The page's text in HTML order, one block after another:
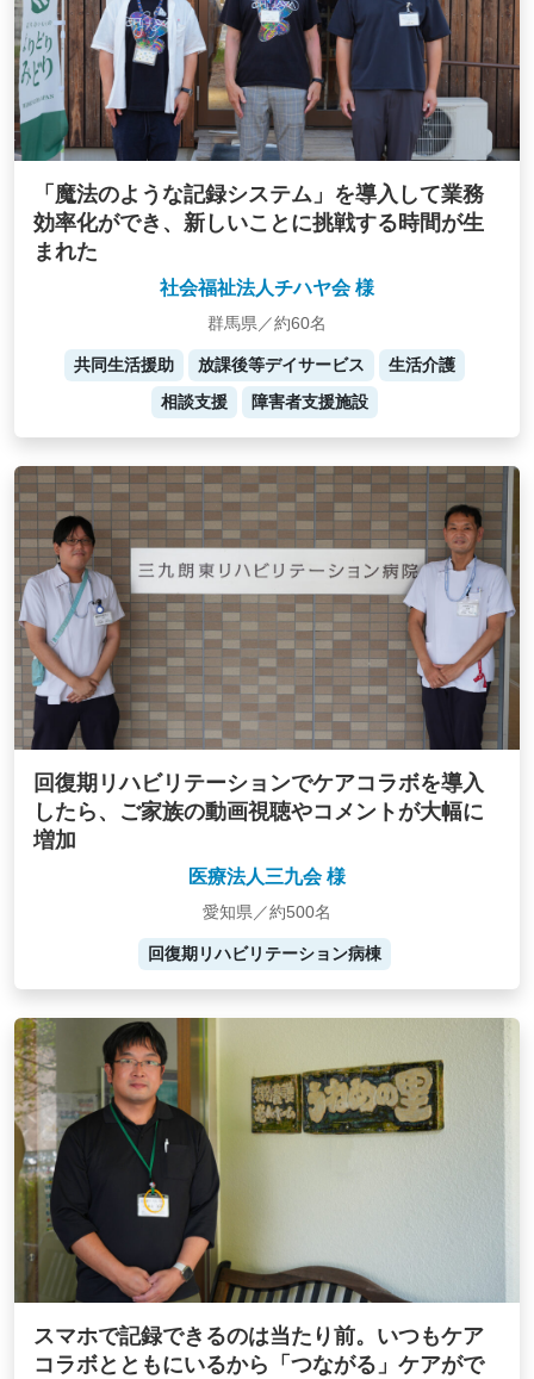
「魔法のような記録システム」を導入して業務
効率化ができ、新しいことに挑戦する時間が生
まれた
社会福祉法人チハヤ会 様
群馬県／約60名
共同生活援助 放課後等デイサービス
生活介護
相談支援
障害者支援施設
回復期リハビリテーションでケアコラボを導入
したら、ご家族の動画視聴やコメントが大幅に
増加
医療法人三九会 様
愛知県／約500名
回復期リハビリテーション病棟
スマホで記録できるのは当たり前。いつもケア
コラボとともにいるから「つながる」ケアがで